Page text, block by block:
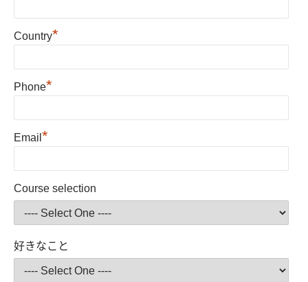
Country*
Phone*
Email *
Course selection
好きなこと